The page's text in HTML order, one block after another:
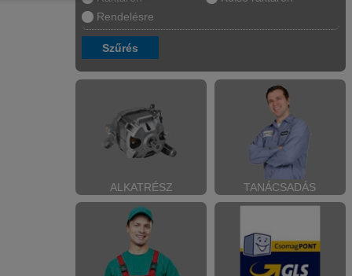
Rendelésre
ALKATRÉSZ TANÁCSADÁS